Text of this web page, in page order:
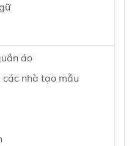
áo
các nhà tạo mẫu